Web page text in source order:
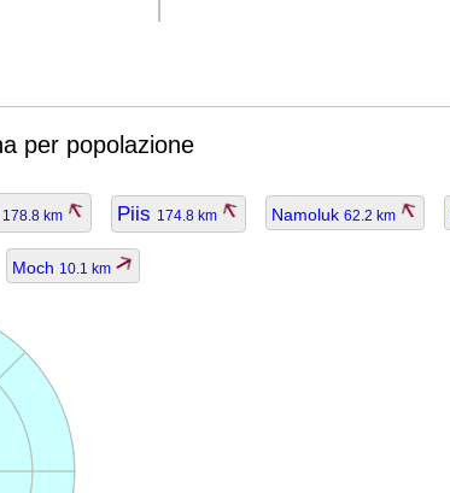
per popolazione
178.8 km Piis 174.8 km Namoluk 62.2 km
Moch 10.1 km